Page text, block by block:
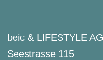
beic & LIFESTYLE AG
Seestrasse 115